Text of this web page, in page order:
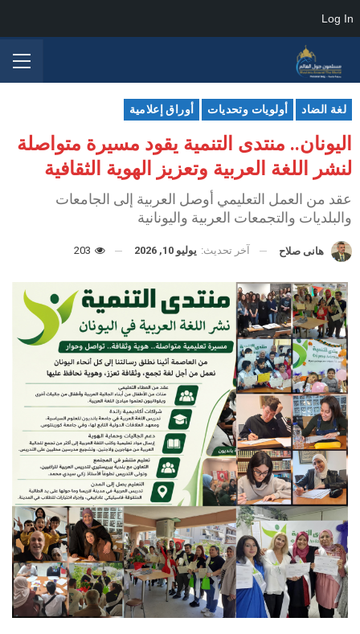
لغة الضاد أولويات وتحديات أوراق إعلامية
اليونان.. منتدى التنمية يقود مسيرة متواصلة
لنشر اللغة العربية وتعزيز الهوية الثقافية
عقد من العمل التعليمي أوصل العربية إلى الجامعات
والبلديات والتجمعات العربية واليونانية
هانى صلاح آخر تحديث: يوليو 10, 2026
Log In